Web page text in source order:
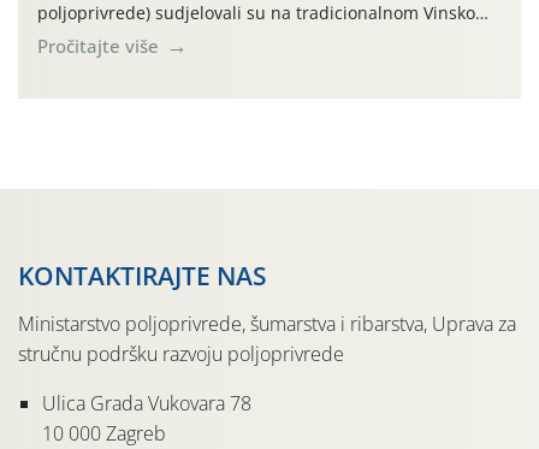
poljoprivrede) sudjelovali su na tradicionalnom Vinskom
forumu, održanom 24.07.2026. godine u Domu vinarske
tradicije u Putnikovićima na poluotoku Pelješcu, u
Pročitajte više
KONTAKTIRAJTE NAS
Ministarstvo poljoprivrede, šumarstva i ribarstva, Uprava za
stručnu podršku razvoju poljoprivrede
Ulica Grada Vukovara 78
10 000 Zagreb